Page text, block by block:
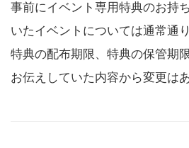
事前にイベント専用特典のお持
いたイベントについては通常通
特典の配布期限、特典の保管期
お伝えしていた内容から変更は